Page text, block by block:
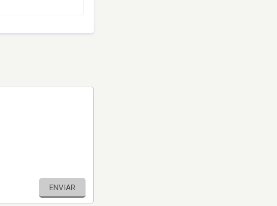
ENVIAR